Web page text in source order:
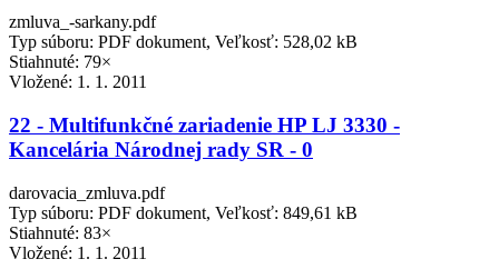
zmluva_-sarkany.pdf
Typ súboru: PDF dokument, Veľkosť: 528,02 kB
Stiahnuté: 79×
Vložené: 1. 1. 2011
22 - Multifunkčné zariadenie HP LJ 3330 -
Kancelária Národnej rady SR - 0
darovacia_zmluva.pdf
Typ súboru: PDF dokument, Veľkosť: 849,61 kB
Stiahnuté: 83×
Vložené: 1. 1. 2011